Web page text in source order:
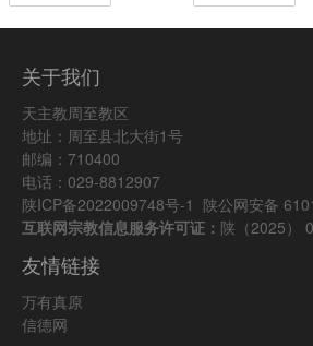
关于我们
天主教周至教区
地址：周至县北大街1号
邮编：710400
电话：029-8812907
陕ICP备2022009748号-1 陕公网安备
互联网宗教信息服务许可证： 陕（2025）
友情链接
万有真原
信德网